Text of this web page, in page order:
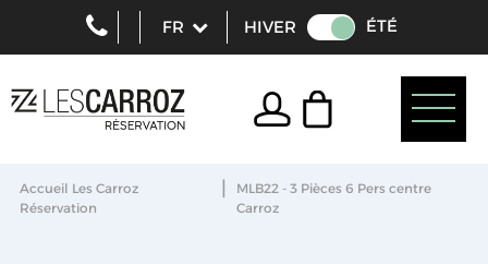
HIVER ÉTÉ
Accueil Les Carroz
Réservation
|
MLB22 - 3 Pièces 6 Pers centre
Carroz